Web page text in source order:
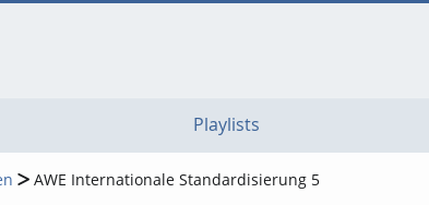
Playlists
AWE Internationale Standardisierung 5